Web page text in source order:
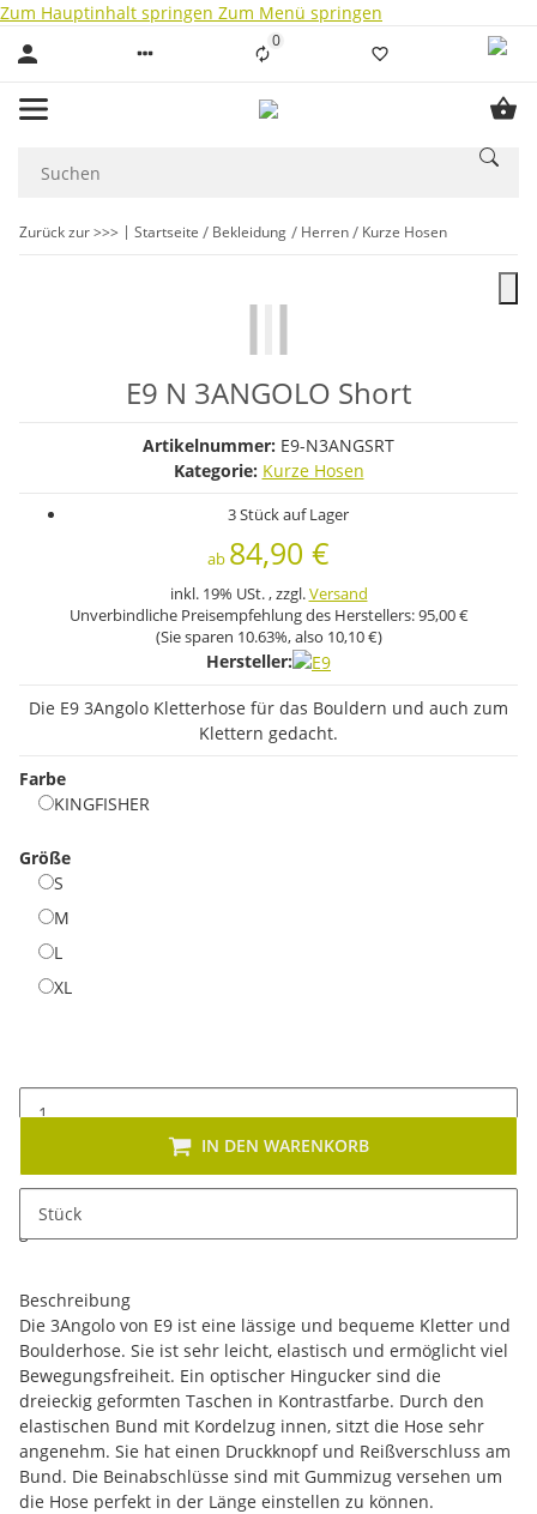
Zum Hauptinhalt springen Zum Menü springen
0Liste ist leer
Zurück zur >>> Startseite Bekleidung Herren Kurze Hosen
E9 N 3ANGOLO Short
Artikelnummer: E9-N3ANGSRT
Kategorie: Kurze Hosen
3 Stück auf Lager
ab 84,90 €
inkl. 19% USt. , zzgl.Versand
Unverbindliche Preisempfehlung des Herstellers:95,00 €
(Sie sparen 10.63%, also 10,10 €)
Hersteller:
Die E9 3Angolo Kletterhose für das Bouldern und auch zum
Klettern gedacht.
Farbe
KINGFISHER
Größe
S
M
L
XL
Stück
IN DEN WARENKORB
Dieses Produkt hat Variationen. Wählen Sie bitte die
Beschreibung
Die 3Angolo von E9 ist eine lässige und bequeme Kletter und
Boulderhose. Sie ist sehr leicht, elastisch und ermöglicht viel
Bewegungsfreiheit. Ein optischer Hingucker sind die
dreieckig geformten Taschen in Kontrastfarbe. Durch den
elastischen Bund mit Kordelzug innen, sitzt die Hose sehr
angenehm. Sie hat einen Druckknopf und Reißverschluss am
Bund. Die Beinabschlüsse sind mit Gummizug versehen um
die Hose perfekt in der Länge einstellen zu können.